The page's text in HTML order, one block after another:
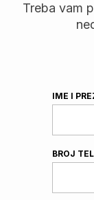
Treba vam
IME I
BROJ